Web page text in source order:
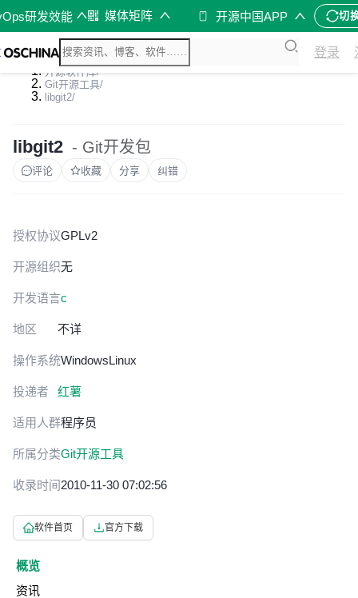
研发效能 媒体矩阵 开源中国APP 切
登录
开源软件库/
Git开源工具/
libgit2/
libgit2 - Git开发包
评论 收藏 分享 纠错
授权协议GPLv2
开源组织无
开发语言c
地区 不详
操作系统WindowsLinux
投递者 红薯
适用人群程序员
所属分类Git开源工具
收录时间2010-11-30 07:02:56
软件首页 官方下载
概览
资讯